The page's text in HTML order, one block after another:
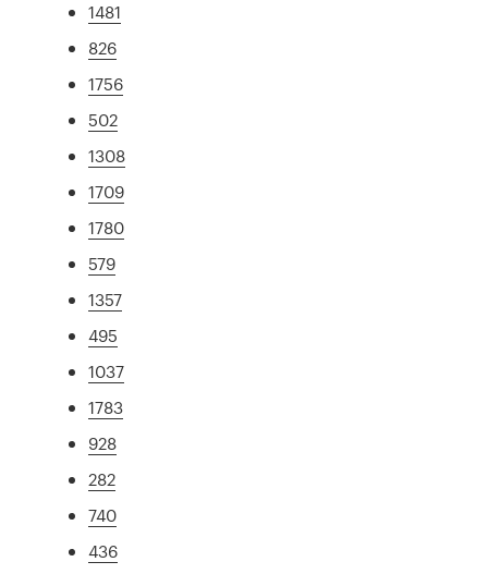
1481
826
1756
502
1308
1709
1780
579
1357
495
1037
1783
928
282
740
436